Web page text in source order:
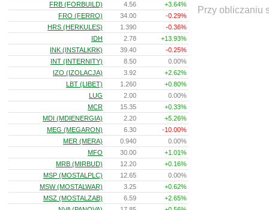
Przy obliczaniu
FRB (FORBUILD)
4.56
+3.64%
FRO (FERRO)
34.00
-0.29%
HRS (HERKULES)
1.390
-0.36%
IDH
2.78
+13.93%
INK (INSTALKRK)
39.40
-0.25%
INT (INTERNITY)
8.50
0.00%
IZO (IZOLACJA)
3.92
+2.62%
LBT (LIBET)
1.260
+0.80%
LUG
2.00
0.00%
MCR
15.35
+0.33%
MDI (MDIENERGIA)
2.20
+5.26%
MEG (MEGARON)
6.30
-10.00%
MER (MERA)
0.940
0.00%
MFO
30.00
+1.01%
MRB (MIRBUD)
12.20
+0.16%
MSP (MOSTALPLC)
12.65
0.00%
MSW (MOSTALWAR)
3.25
+0.62%
MSZ (MOSTALZAB)
6.59
+2.65%